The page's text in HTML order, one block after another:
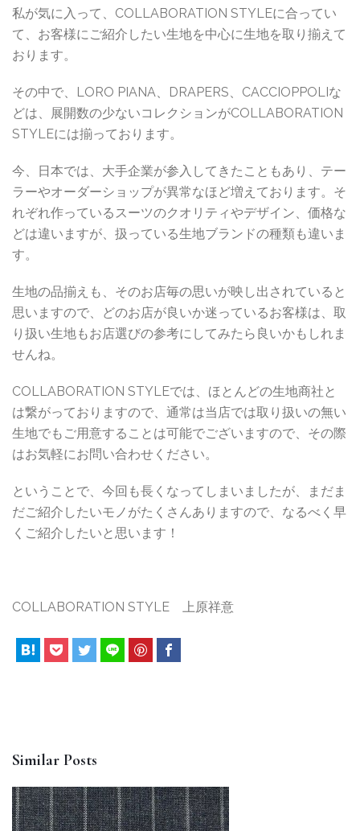
私が気に入って、COLLABORATION STYLEに合ってい
て、お客様にご紹介したい生地を中心に生地を取り揃えて
おります。
その中で、LORO PIANA、DRAPERS、CACCIOPPOLIな
どは、展開数の少ないコレクションがCOLLABORATION
STYLEには揃っております。
今、日本では、大手企業が参入してきたこともあり、テー
ラーやオーダーショップが異常なほど増えております。そ
れぞれ作っているスーツのクオリティやデザイン、価格な
どは違いますが、扱っている生地ブランドの種類も違いま
す。
生地の品揃えも、そのお店毎の思いが映し出されていると
思いますので、どのお店が良いか迷っているお客様は、取
り扱い生地もお店選びの参考にしてみたら良いかもしれま
せんね。
COLLABORATION STYLEでは、ほとんどの生地商社と
は繋がっておりますので、通常は当店では取り扱いの無い
生地でもご用意することは可能でございますので、その際
はお気軽にお問い合わせください。
ということで、今回も長くなってしまいましたが、まだま
だご紹介したいモノがたくさんありますので、なるべく早
くご紹介したいと思います！
COLLABORATION STYLE 上原祥意
Similar Posts